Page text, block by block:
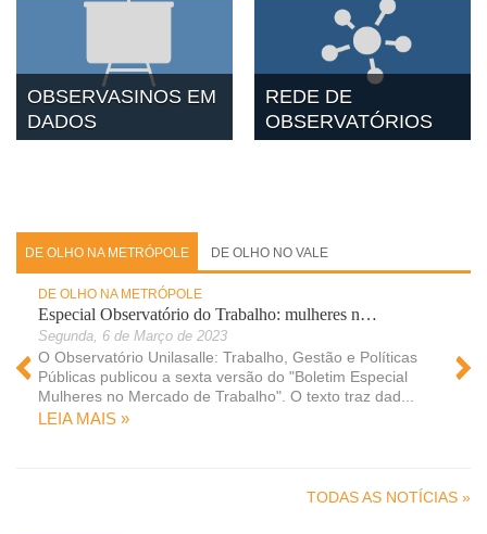
OBSERVASINOS EM
DADOS
REDE DE
OBSERVATÓRIOS
DE OLHO NA METRÓPOLE DE OLHO NO VALE
DE OLHO NA METRÓPOLE
Especial Observatório do Trabalho: mulheres n…
Segunda, 6 de Março de 2023
O Observatório Unilasalle: Trabalho, Gestão e Políticas
Públicas publicou a sexta versão do "Boletim Especial
Mulheres no Mercado de Trabalho". O texto traz dad...
LEIA MAIS »
TODAS AS NOTÍCIAS »